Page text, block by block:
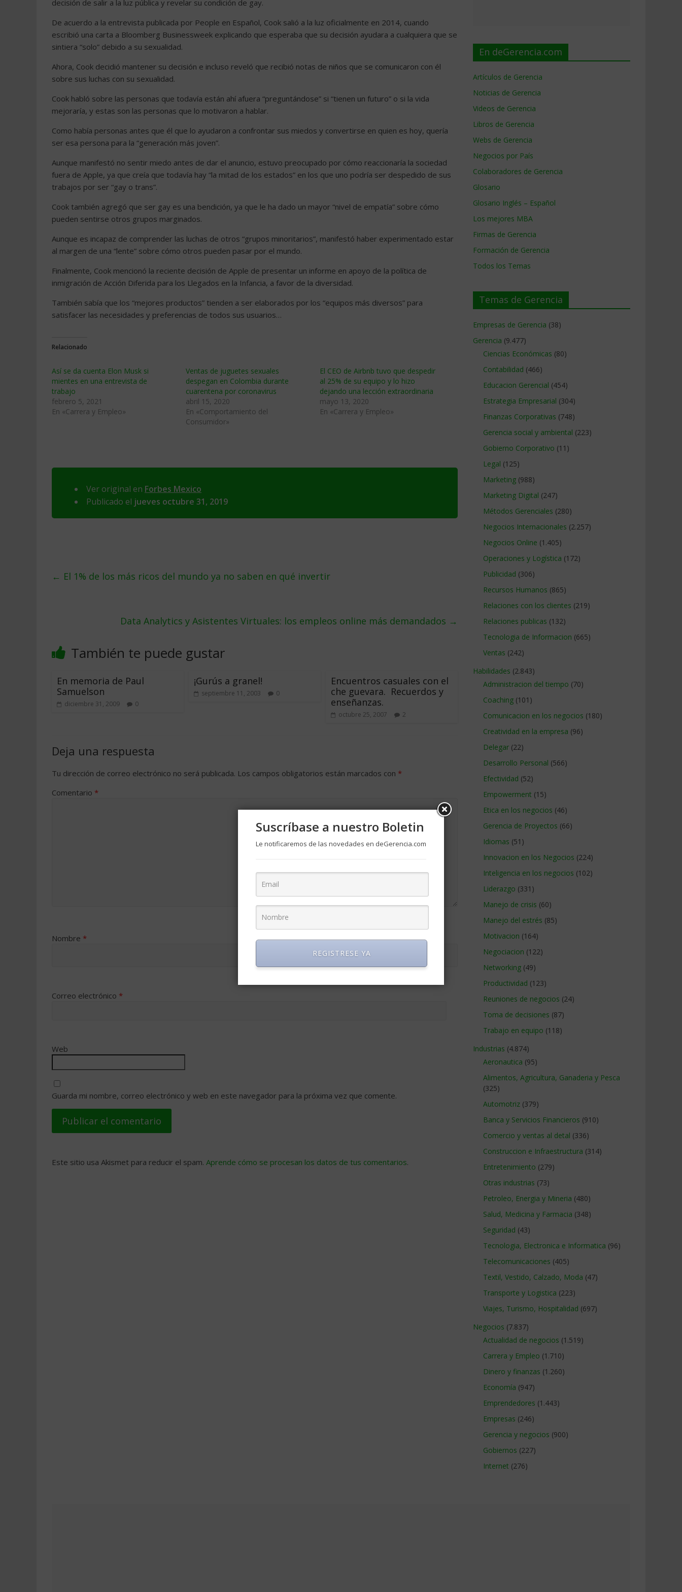
decisión de salir a la luz pública y revelar su condición de gay.
De acuerdo a la entrevista publicada por People en Español, Cook salió a la luz oficialmente en 2014, cuando
escribió una carta a Bloomberg Businessweek explicando que esperaba que su decisión ayudara a cualquiera que se
sintiera “solo” debido a su sexualidad.
Ahora, Cook decidió mantener su decisión e incluso reveló que recibió notas de niños que se comunicaron con él
sobre sus luchas con su sexualidad.
Cook habló sobre las personas que todavía están ahí afuera “preguntándose” si “tienen un futuro” o si la vida
mejoraría, y estas son las personas que lo motivaron a hablar.
Como había personas antes que él que lo ayudaron a confrontar sus miedos y convertirse en quien es hoy, quería
ser esa persona para la “generación más joven”.
Aunque manifestó no sentir miedo antes de dar el anuncio, estuvo preocupado por cómo reaccionaría la sociedad
fuera de Apple, ya que creía que todavía hay “la mitad de los estados” en los que uno podría ser despedido de sus
trabajos por ser “gay o trans”.
Cook también agregó que ser gay es una bendición, ya que le ha dado un mayor “nivel de empatía” sobre cómo
pueden sentirse otros grupos marginados.
Aunque es incapaz de comprender las luchas de otros “grupos minoritarios”, manifestó haber experimentado estar
al margen de una “lente” sobre cómo otros pueden pasar por el mundo.
Finalmente, Cook mencionó la reciente decisión de Apple de presentar un informe en apoyo de la política de
inmigración de Acción Diferida para los Llegados en la Infancia, a favor de la diversidad.
También sabía que los “mejores productos” tienden a ser elaborados por los “equipos más diversos” para
satisfacer las necesidades y preferencias de todos sus usuarios…
Relacionado
Así se da cuenta Elon Musk si
mientes en una entrevista de
trabajo
febrero 5, 2021
En «Carrera y Empleo»
Ventas de juguetes sexuales
despegan en Colombia durante
cuarentena por coronavirus
abril 15, 2020
En «Comportamiento del
Consumidor»
El CEO de Airbnb tuvo que despedir
al 25% de su equipo y lo hizo
dejando una lección extraordinaria
mayo 13, 2020
En «Carrera y Empleo»
Ver original en Forbes Mexico
Publicado el jueves octubre 31, 2019
← El 1% de los más ricos del mundo ya no saben en qué invertir
Data Analytics y Asistentes Virtuales: los empleos online más demandados →
También te puede gustar
En memoria de Paul
Samuelson
diciembre 31, 2009 0
¡Gurús a granel!
septiembre 11, 2003 0
Encuentros casuales con el
che guevara. Recuerdos y
enseñanzas.
octubre 25, 2007 2
Deja una respuesta
Tu dirección de correo electrónico no será publicada. Los campos obligatorios están marcados con *
Comentario *
Nombre *
Correo electrónico *
Web
Guarda mi nombre, correo electrónico y web en este navegador para la próxima vez que comente.
Este sitio usa Akismet para reducir el spam. Aprende cómo se procesan los datos de tus comentarios.
En deGerencia.com
Artículos de Gerencia
Noticias de Gerencia
Videos de Gerencia
Libros de Gerencia
Webs de Gerencia
Negocios por País
Colaboradores de Gerencia
Glosario
Glosario Inglés – Español
Los mejores MBA
Firmas de Gerencia
Formación de Gerencia
Todos los Temas
Temas de Gerencia
Empresas de Gerencia (38)
Gerencia (9.477)
Ciencias Económicas (80)
Contabilidad (466)
Educacion Gerencial (454)
Estrategia Empresarial (304)
Finanzas Corporativas (748)
Gerencia social y ambiental (223)
Gobierno Corporativo (11)
Legal (125)
Marketing (988)
Marketing Digital (247)
Métodos Gerenciales (280)
Negocios Internacionales (2.257)
Negocios Online (1.405)
Operaciones y Logística (172)
Publicidad (306)
Recursos Humanos (865)
Relaciones con los clientes (219)
Relaciones publicas (132)
Tecnologia de Informacion (665)
Ventas (242)
Habilidades (2.843)
Administracion del tiempo (70)
Coaching (101)
Comunicacion en los negocios (180)
Creatividad en la empresa (96)
Delegar (22)
Desarrollo Personal (566)
Efectividad (52)
Empowerment (15)
Etica en los negocios (46)
Gerencia de Proyectos (66)
Idiomas (51)
Innovacion en los Negocios (224)
Inteligencia en los negocios (102)
Liderazgo (331)
Manejo de crisis (60)
Manejo del estrés (85)
Motivacion (164)
Negociacion (122)
Networking (49)
Productividad (123)
Reuniones de negocios (24)
Toma de decisiones (87)
Trabajo en equipo (118)
Industrias (4.874)
Aeronautica (95)
Alimentos, Agricultura, Ganaderia y Pesca
(325)
Automotriz (379)
Banca y Servicios Financieros (910)
Comercio y ventas al detal (336)
Construccion e Infraestructura (314)
Entretenimiento (279)
Otras industrias (73)
Petroleo, Energia y Mineria (480)
Salud, Medicina y Farmacia (348)
Seguridad (43)
Tecnologia, Electronica e Informatica (96)
Telecomunicaciones (405)
Textil, Vestido, Calzado, Moda (47)
Transporte y Logistica (223)
Viajes, Turismo, Hospitalidad (697)
Negocios (7.837)
Actualidad de negocios (1.519)
Carrera y Empleo (1.710)
Dinero y finanzas (1.260)
Economía (947)
Emprendedores (1.443)
Empresas (246)
Gerencia y negocios (900)
Gobiernos (227)
Internet (276)
Suscríbase a nuestro Boletin
Le notificaremos de las novedades en deGerencia.com
REGISTRESE YA